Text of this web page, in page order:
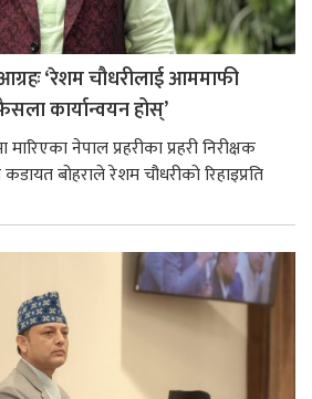
‘रेशम चौधरीलाई आममाफी
कार्यान्वयन होस्’
नेपाल प्रहरीका प्रहरी निरीक्षक
बोहराले रेशम चौधरीको रिहाइप्रति